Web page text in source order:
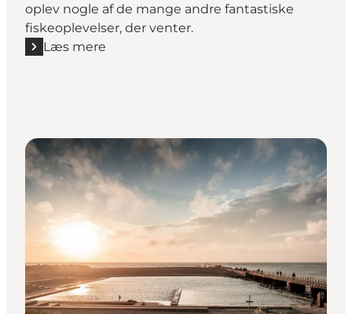
oplev nogle af de mange andre fantastiske
fiskeoplevelser, der venter.
Læs mere
Læs mere "Fiskeri ved Nordvestkysten "